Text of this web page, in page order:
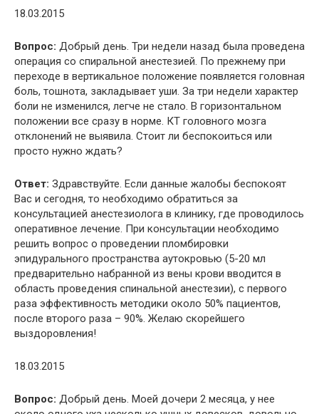
18.03.2015
Вопрос: Добрый день. Три недели назад была проведена
операция со спиральной анестезией. По прежнему при
переходе в вертикальное положение появляется головная
боль, тошнота, закладывает уши. За три недели характер
боли не изменился, легче не стало. В горизонтальном
положении все сразу в норме. КТ головного мозга
отклонений не выявила. Стоит ли беспокоиться или
просто нужно ждать?
Ответ: Здравствуйте. Если данные жалобы беспокоят
Ваc и сегодня, то необходимо обратиться за
консультацией анестезиолога в клинику, где проводилось
оперативное лечение. При консультации необходимо
решить вопрос о проведении пломбировки
эпидурального пространства аутокровью (5-20 мл
предварительно набранной из вены крови вводится в
область проведения спинальной анестезии), с первого
раза эффективность методики около 50% пациентов,
после второго раза – 90%. Желаю скорейшего
выздоровления!
18.03.2015
Вопрос: Добрый день. Моей дочери 2 месяца, у нее